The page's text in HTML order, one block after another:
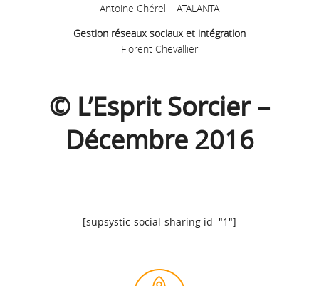
Antoine Chérel – ATALANTA
Gestion réseaux sociaux et intégration
Florent Chevallier
© L’Esprit Sorcier –
Décembre 2016
[supsystic-social-sharing id="1"]